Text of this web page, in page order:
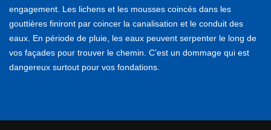
engagement. Les lichens et les mousses coincés dans les
gouttières finiront par coincer la canalisation et le conduit des
eaux. En période de pluie, les eaux peuvent serpenter le long de
vos façades pour trouver le chemin. C’est un dommage qui est
dangereux surtout pour vos fondations.